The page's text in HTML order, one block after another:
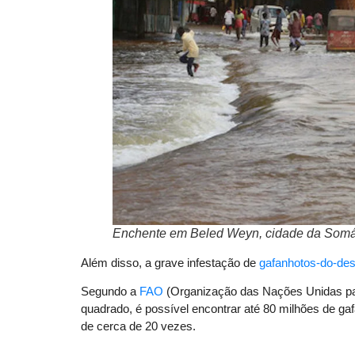
Enchente em Beled Weyn, cidade da
Além disso, a grave infestação de gafanhotos-do-
Segundo a FAO (Organização das Nações Unidas
quadrado, é possível encontrar até 80 milhões de
de cerca de 20 vezes.